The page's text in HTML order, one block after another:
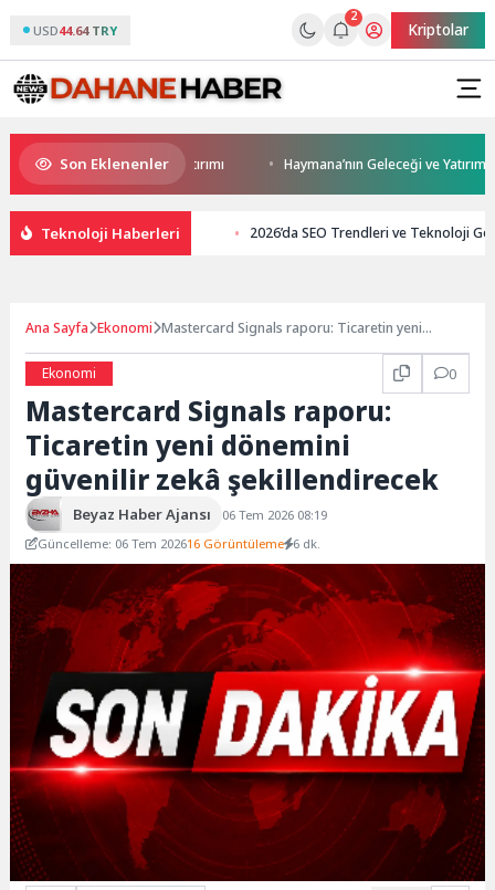
USD44.64 TRY
2
Kriptolar
Son Eklenenler
modern ulaşım yatırımı Haymana’nın Geleceği ve Yatırım
Teknoloji Haberleri 2026’da SEO Trendleri ve Teknoloji
Ana Sayfa Ekonomi Mastercard Signals raporu: Ticaretin yeni
Ekonomi
0
Mastercard Signals raporu:
Ticaretin yeni dönemini
güvenilir zekâ şekillendirecek
Beyaz Haber Ajansı
06 Tem 2026 08:19
Güncelleme: 06 Tem 202616 Görüntüleme 6 dk.